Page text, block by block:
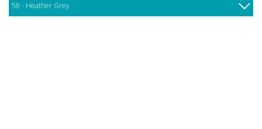
58 - Heather Grey